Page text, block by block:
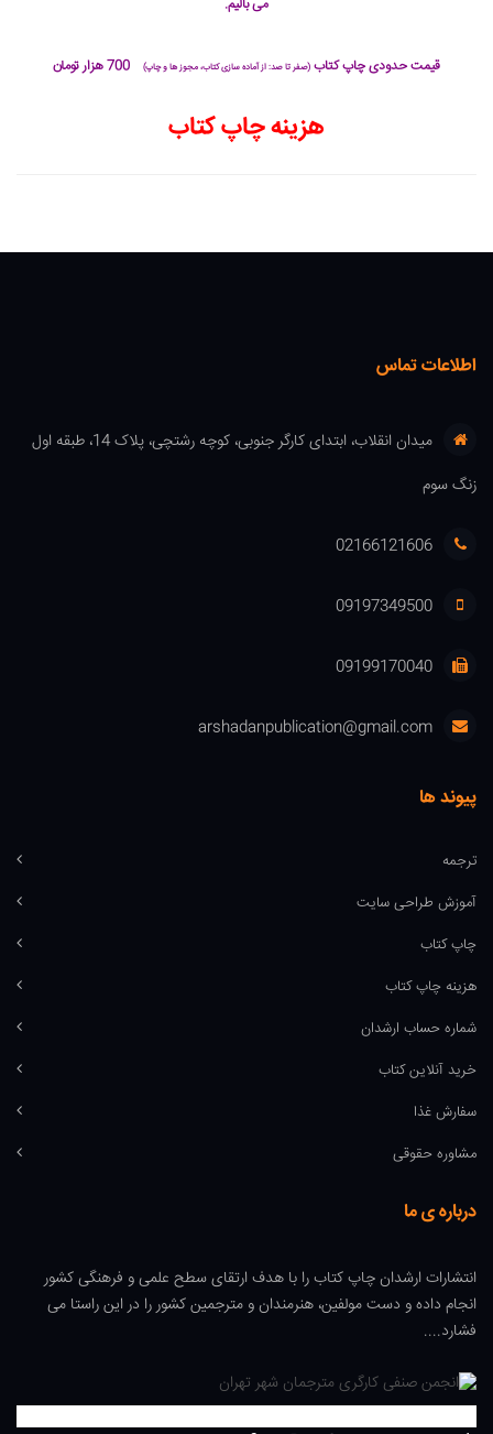
می بالیم.
قیمت حدودی چاپ کتاب (صفر تا صد: از آماده سازی کتاب، مجوز ها و چاپ)
هزینه چاپ کتاب
اطلاعات تماس
میدان انقلاب، ابتدای کارگر جنوبی، کوچه رشتچی، پلاک 14، طبقه اول
زنگ سوم
02166121606
09197349500
09199170040
arshadanpublication@gmail.com
پیوند ها
ترجمه
آموزش طراحی سایت
چاپ کتاب
هزینه چاپ کتاب
شماره حساب ارشدان
خرید آنلاین کتاب
سفارش غذا
مشاوره حقوقی
درباره ی ما
انتشارات ارشدان چاپ کتاب را با هدف ارتقای سطح علمی و فرهنگی کشور
انجام داده و دست مولفین، هنرمندان و مترجمین کشور را در این راستا می
فشارد....